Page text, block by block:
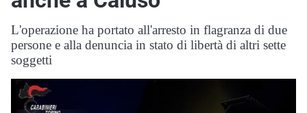
L'operazione ha portato all'arresto in flagranza di due
persone e alla denuncia in stato di libertà di altri sette
soggetti